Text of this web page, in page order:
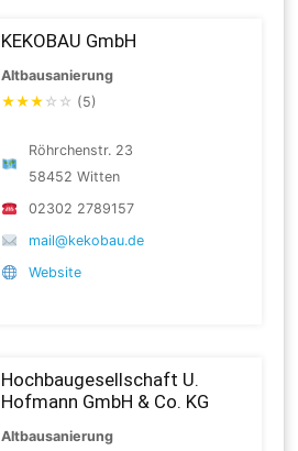
KEKOBAU GmbH
Altbausanierung
★★★ ☆ ☆ (5)
Röhrchenstr. 23
58452 Witten
02302 2789157
mail@kekobau.de
Website
Hochbaugesellschaft U.
Hofmann GmbH & Co. KG
Altbausanierung